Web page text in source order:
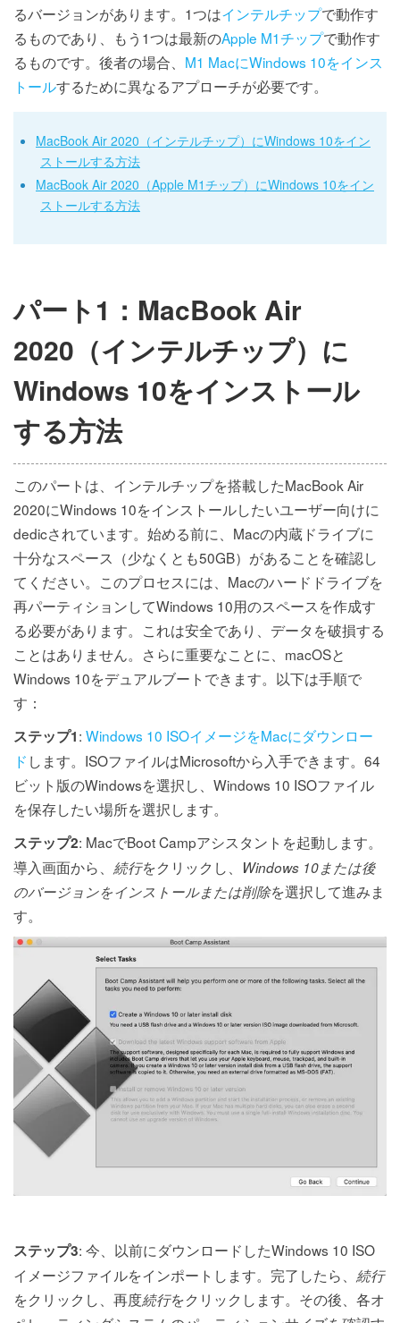
るバージョンがあります。1つはインテルチップで動作す
るものであり、もう1つは最新のApple M1チップで動作す
るものです。後者の場合、 M1 MacにWindows 10をインス
トールするために異なるアプローチが必要です。
MacBook Air 2020（インテルチップ）にWindows 10をイン
ストールする方法
MacBook Air 2020（Apple M1チップ）にWindows 10をイン
ストールする方法
パート1：MacBook Air
2020（インテルチップ）に
Windows 10をインストール
する方法
このパートは、インテルチップを搭載したMacBook Air
2020にWindows 10をインストールしたいユーザー向けに
dedicされています。始める前に、Macの内蔵ドライブに
十分なスペース（少なくとも50GB）があることを確認し
てください。このプロセスには、Macのハードドライブを
再パーティションしてWindows 10用のスペースを作成す
る必要があります。これは安全であり、データを破損する
ことはありません。さらに重要なことに、macOSと
Windows 10をデュアルブートできます。以下は手順で
す：
ステップ1: Windows 10 ISOイメージをMacにダウンロー
ド します。ISOファイルはMicrosoftから入手できます。64
ビット版のWindowsを選択し、Windows 10 ISOファイル
を保存したい場所を選択します。
ステップ2: MacでBoot Campアシスタントを起動します。
導入画面から、 続行をクリックし、
Windows 10または後
のバージョンをインストールまたは削除を選択して進みま
す。
ステップ3: 今、以前にダウンロードしたWindows 10 ISO
イメージファイルをインポートします。完了したら、 続行
をクリックし、再度続行をクリックします。その後、各オ